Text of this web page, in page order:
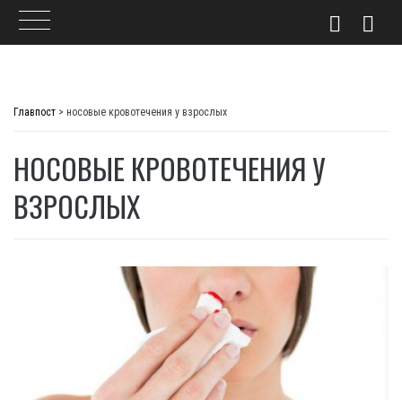
Главпост > носовые кровотечения у взрослых
НОСОВЫЕ КРОВОТЕЧЕНИЯ У
ВЗРОСЛЫХ